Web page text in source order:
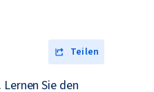
Teilen
Sie den